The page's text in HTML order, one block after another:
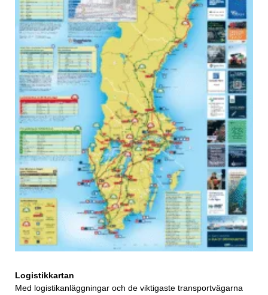
Logistikkartan
Med logistikanläggningar och de viktigaste transportvägarna